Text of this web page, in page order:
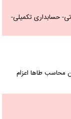
حسابداری تکمیلی-
محاسب طاها اعزام